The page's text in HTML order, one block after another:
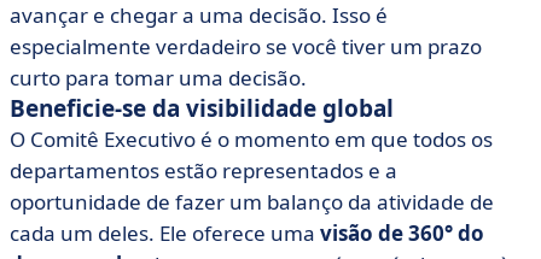
avançar e chegar a uma decisão. Isso é
especialmente verdadeiro se você tiver um prazo
curto para tomar uma decisão.
Beneficie-se da visibilidade global
O Comitê Executivo é o momento em que todos os
departamentos estão representados e a
oportunidade de fazer um balanço da atividade de
cada um deles. Ele oferece uma visão de 360° do